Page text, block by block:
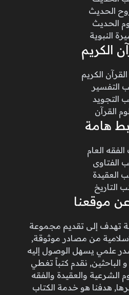
الحديث
الحديث
النبوية
الكريم
الكريم
التفسير
التجويد
القرآن
هامة
العام
الفتاوى
العقيدة
التاريخ
موقعنا
تهدف إلى تقديم مجموعة
من مصادر موثوقة,
علمي يسهل الوصول إليه
الباحثين, نقدم كتباً تغطي
الشرعية والعقيدة والفقه
هدفنا هو خدمة الكتاب